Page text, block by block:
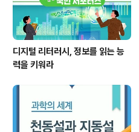
디지털 리터러시, 정보를 읽는 능
력을 키워라